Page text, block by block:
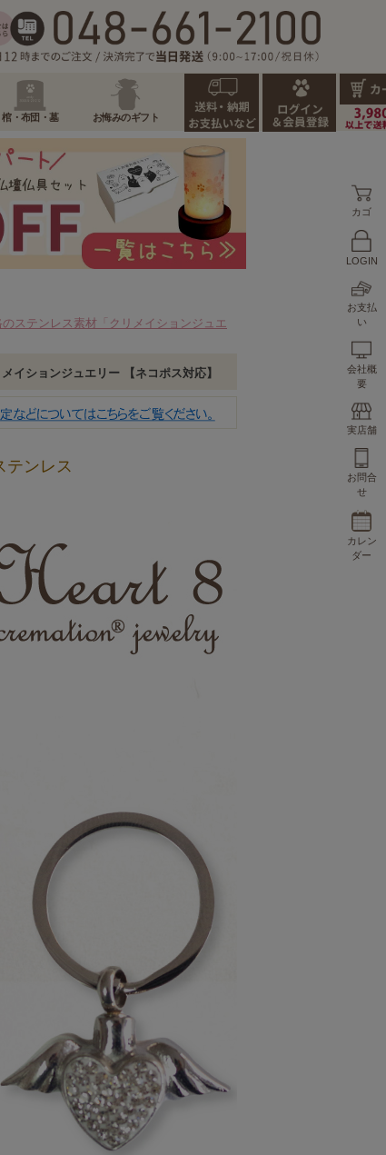
棺・布団・墓 お悔みのギフト
カゴ
LOGIN
お支払
い
会社概
要
実店舗
お問合
せ
カレン
ダー
のステンレス素材「クリメイションジュエ
イションジュエリー 【ネコポス対応】
ンレス